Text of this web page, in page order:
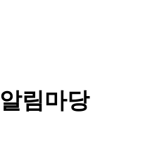
알림마당